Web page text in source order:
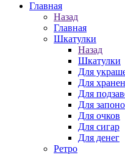
Главная
Назад
Главная
Шкатулки
Назад
Шкатулки
Для
Для
Для
Для
Для очков
Для сигар
Для денег
Ретро